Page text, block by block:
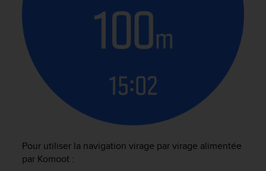
Pour utiliser la navigation virage par virage alimentée
par Komoot :